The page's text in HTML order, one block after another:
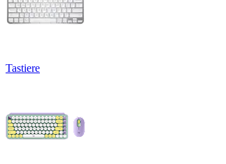
Tastiere